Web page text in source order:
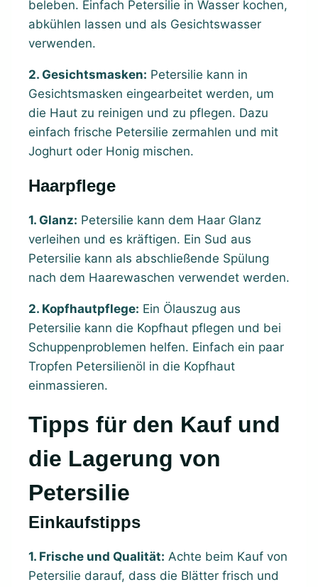
beleben. Einfach Petersilie in Wasser kochen,
abkühlen lassen und als Gesichtswasser
verwenden.
2. Gesichtsmasken: Petersilie kann in
Gesichtsmasken eingearbeitet werden, um
die Haut zu reinigen und zu pflegen. Dazu
einfach frische Petersilie zermahlen und mit
Joghurt oder Honig mischen.
Haarpflege
1. Glanz: Petersilie kann dem Haar Glanz
verleihen und es kräftigen. Ein Sud aus
Petersilie kann als abschließende Spülung
nach dem Haarewaschen verwendet werden.
2. Kopfhautpflege: Ein Ölauszug aus
Petersilie kann die Kopfhaut pflegen und bei
Schuppenproblemen helfen. Einfach ein paar
Tropfen Petersilienöl in die Kopfhaut
einmassieren.
Tipps für den Kauf und
die Lagerung von
Petersilie
Einkaufstipps
1. Frische und Qualität: Achte beim Kauf von
Petersilie darauf, dass die Blätter frisch und